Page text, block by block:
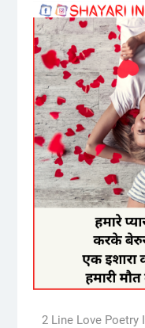
2 Line Love Poetry